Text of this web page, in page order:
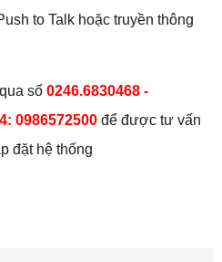
to Talk hoặc truyền thông
số 0246.6830468 -
0986572500để được tư vấn
đặt hệ thống